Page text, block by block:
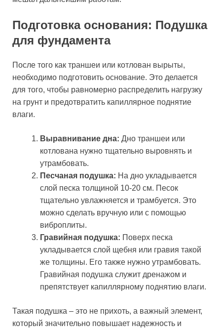
Подготовка основания: Подушка
для фундамента
После того как траншеи или котлован вырыты,
необходимо подготовить основание. Это делается
для того, чтобы равномерно распределить нагрузку
на грунт и предотвратить капиллярное поднятие
влаги.
Выравнивание дна: Дно траншеи или
котлована нужно тщательно выровнять и
утрамбовать.
Песчаная подушка: На дно укладывается
слой песка толщиной 10-20 см. Песок
тщательно увлажняется и трамбуется. Это
можно сделать вручную или с помощью
виброплиты.
Гравийная подушка: Поверх песка
укладывается слой щебня или гравия такой
же толщины. Его также нужно утрамбовать.
Гравийная подушка служит дренажом и
препятствует капиллярному поднятию влаги.
Такая подушка – это не прихоть, а важный элемент,
который значительно повышает надежность и